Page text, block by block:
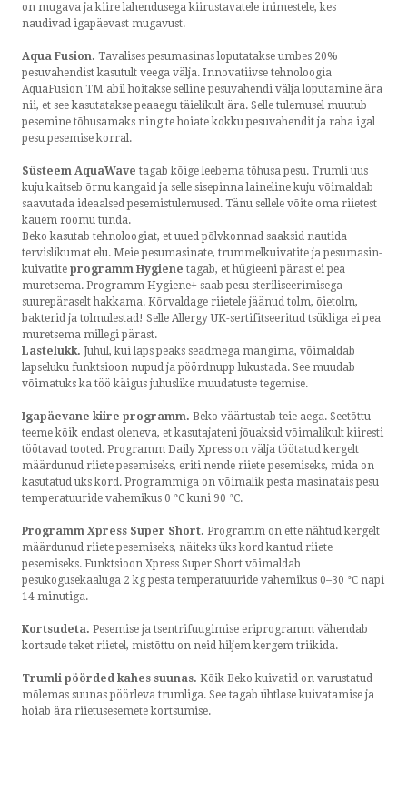
on mugava ja kiire lahendusega kiirustavatele inimestele, kes
naudivad igapäevast mugavust.
Aqua Fusion. Tavalises pesumasinas loputatakse umbes 20%
pesuvahendist kasutult veega välja. Innovatiivse tehnoloogia
AquaFusion TM abil hoitakse selline pesuvahendi välja loputamine ära
nii, et see kasutatakse peaaegu täielikult ära. Selle tulemusel muutub
pesemine tõhusamaks ning te hoiate kokku pesuvahendit ja raha igal
pesu pesemise korral.
Süsteem AquaWave tagab kõige leebema tõhusa pesu. Trumli uus
kuju kaitseb õrnu kangaid ja selle sisepinna laineline kuju võimaldab
saavutada ideaalsed pesemistulemused. Tänu sellele võite oma riietest
kauem rõõmu tunda.
Beko kasutab tehnoloogiat, et uued põlvkonnad saaksid nautida
tervislikumat elu. Meie pesumasinate, trummelkuivatite ja pesumasin-
kuivatite programm Hygiene tagab, et hügieeni pärast ei pea
muretsema. Programm Hygiene+ saab pesu steriliseerimisega
suurepäraselt hakkama. Kõrvaldage riietele jäänud tolm, õietolm,
bakterid ja tolmulestad! Selle Allergy UK-sertifitseeritud tsükliga ei pea
muretsema millegi pärast.
Lastelukk. Juhul, kui laps peaks seadmega mängima, võimaldab
lapseluku funktsioon nupud ja pöördnupp lukustada. See muudab
võimatuks ka töö käigus juhuslike muudatuste tegemise.
Igapäevane kiire programm. Beko väärtustab teie aega. Seetõttu
teeme kõik endast oleneva, et kasutajateni jõuaksid võimalikult kiiresti
töötavad tooted. Programm Daily Xpress on välja töötatud kergelt
määrdunud riiete pesemiseks, eriti nende riiete pesemiseks, mida on
kasutatud üks kord. Programmiga on võimalik pesta masinatäis pesu
temperatuuride vahemikus 0 °C kuni 90 °C.
Programm Xpress Super Short. Programm on ette nähtud kergelt
määrdunud riiete pesemiseks, näiteks üks kord kantud riiete
pesemiseks. Funktsioon Xpress Super Short võimaldab
pesukogusekaaluga 2 kg pesta temperatuuride vahemikus 0–30 °C napi
14 minutiga.
Kortsudeta. Pesemise ja tsentrifuugimise eriprogramm vähendab
kortsude teket riietel, mistõttu on neid hiljem kergem triikida.
Trumli pöörded kahes suunas. Kõik Beko kuivatid on varustatud
mõlemas suunas pöörleva trumliga. See tagab ühtlase kuivatamise ja
hoiab ära riietusesemete kortsumise.